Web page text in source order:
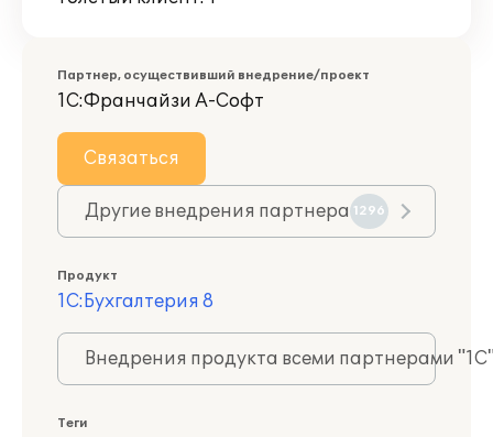
Партнер, осуществивший внедрение/проект
1С:Франчайзи А-Софт
Связаться
Другие внедрения партнера 1296
Продукт
1С:Бухгалтерия 8
Внедрения продукта всеми партнерами
Теги